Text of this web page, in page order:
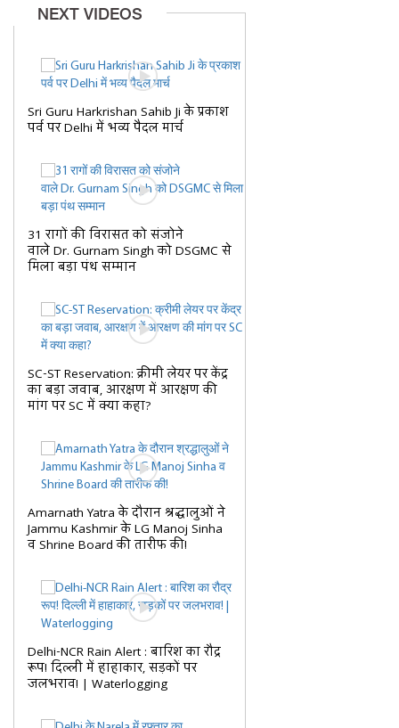
NEXT VIDEOS
Sri Guru Harkrishan Sahib Ji के प्रकाश
पर्व पर Delhi में भव्य पैदल मार्च
31 रागों की विरासत को संजोने
वाले Dr. Gurnam Singh को DSGMC से
मिला बड़ा पंथ सम्मान
SC-ST Reservation: क्रीमी लेयर पर केंद्र
का बड़ा जवाब, आरक्षण में आरक्षण की
मांग पर SC में क्या कहा?
Amarnath Yatra के दौरान श्रद्धालुओं ने
Jammu Kashmir के LG Manoj Sinha
व Shrine Board की तारीफ की!
Delhi-NCR Rain Alert : बारिश का रौद्र
रूप! दिल्ली में हाहाकार, सड़कों पर
जलभराव! | Waterlogging